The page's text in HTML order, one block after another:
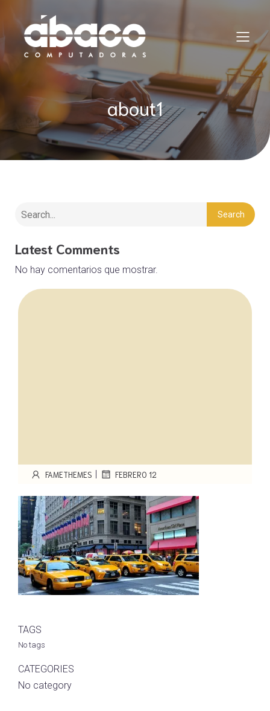
about1
Search
Latest Comments
No hay comentarios que mostrar.
FAMETHEMES | FEBRERO 12
TAGS
No tags
CATEGORIES
No category